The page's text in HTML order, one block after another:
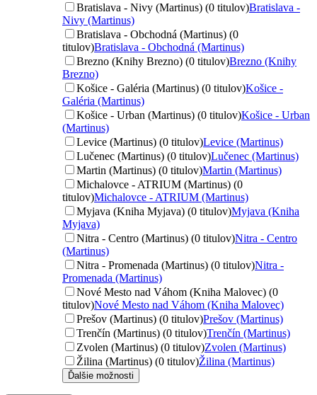
Bratislava - Nivy (Martinus) (0 titulov)Bratislava -
Nivy (Martinus)
Bratislava - Obchodná (Martinus) (0
titulov)Bratislava - Obchodná (Martinus)
Brezno (Knihy Brezno) (0 titulov)Brezno (Knihy
Brezno)
Košice - Galéria (Martinus) (0 titulov)Košice -
Galéria (Martinus)
Košice - Urban (Martinus) (0 titulov)Košice - Urban
(Martinus)
Levice (Martinus) (0 titulov)Levice (Martinus)
Lučenec (Martinus) (0 titulov)Lučenec (Martinus)
Martin (Martinus) (0 titulov)Martin (Martinus)
Michalovce - ATRIUM (Martinus) (0
titulov)Michalovce - ATRIUM (Martinus)
Myjava (Kniha Myjava) (0 titulov)Myjava (Kniha
Myjava)
Nitra - Centro (Martinus) (0 titulov)Nitra - Centro
(Martinus)
Nitra - Promenada (Martinus) (0 titulov)Nitra -
Promenada (Martinus)
Nové Mesto nad Váhom (Kniha Malovec) (0
titulov)Nové Mesto nad Váhom (Kniha Malovec)
Prešov (Martinus) (0 titulov)Prešov (Martinus)
Trenčín (Martinus) (0 titulov)Trenčín (Martinus)
Zvolen (Martinus) (0 titulov)Zvolen (Martinus)
Žilina (Martinus) (0 titulov)Žilina (Martinus)
Ďalšie možnosti